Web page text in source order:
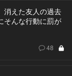
消えた友人の過去
そんな行動に罰が
48